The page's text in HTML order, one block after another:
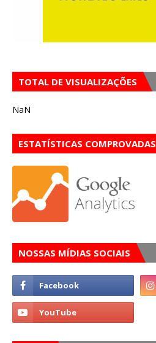
TOTAL DE VISUALIZAÇÕES
NaN
ESTATÍSTICAS COMPROVADAS
NOSSAS MÍDIAS SOCIAIS